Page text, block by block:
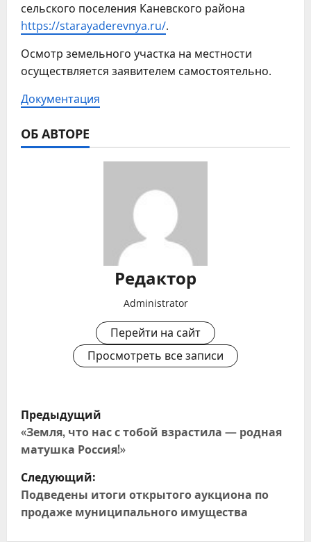
сельского поселения Каневского района
https://starayaderevnya.ru/.
Осмотр земельного участка на местности
осуществляется заявителем самостоятельно.
Документация
ОБ АВТОРЕ
Редактор
Administrator
Перейти на сайт
Просмотреть все записи
Н
а
в
и
г
Предыдущий
«Земля, что нас с тобой взрастила — родная
матушка Россия!»
Следующий:
Подведены итоги открытого аукциона по
продаже муниципального имущества